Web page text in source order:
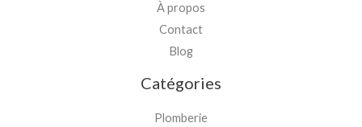
À propos
Contact
Blog
Catégories
Plomberie